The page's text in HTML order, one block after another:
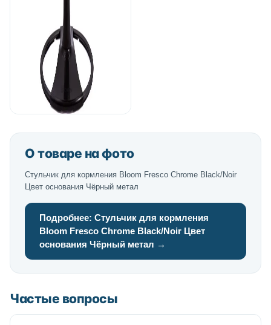
О товаре на фото
Стульчик для кормления Bloom Fresco Chrome Black/Noir
Цвет основания Чёрный метал
Подробнее: Стульчик для кормления
Bloom Fresco Chrome Black/Noir Цвет
основания Чёрный метал →
Частые вопросы